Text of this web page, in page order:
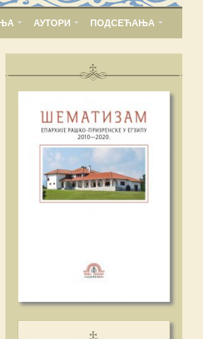
АУТОРИ ПОДСЕЋАЊА